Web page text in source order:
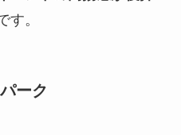
す。
ーク